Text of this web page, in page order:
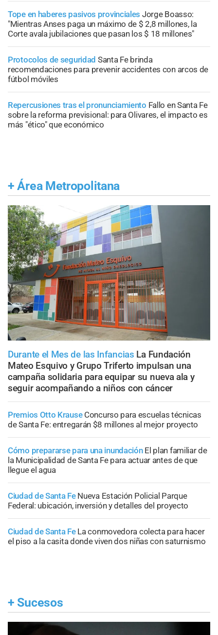
Tope en haberes pasivos provinciales Jorge Boasso:
"Mientras Anses paga un máximo de $ 2,8 millones, la
Corte avala jubilaciones que pasan los $ 18 millones"
Protocolos de seguridad Santa Fe brinda
recomendaciones para prevenir accidentes con arcos de
fútbol móviles
Repercusiones tras el pronunciamiento Fallo en Santa Fe
sobre la reforma previsional: para Olivares, el impacto es
más "ético" que económico
+ Área Metropolitana
Durante el Mes de las Infancias La Fundación
Mateo Esquivo y Grupo Triferto impulsan una
campaña solidaria para equipar su nueva ala y
seguir acompañando a niños con cáncer
Premios Otto Krause Concurso para escuelas técnicas
de Santa Fe: entregarán $8 millones al mejor proyecto
Cómo prepararse para una inundación El plan familiar de
la Municipalidad de Santa Fe para actuar antes de que
llegue el agua
Ciudad de Santa Fe Nueva Estación Policial Parque
Federal: ubicación, inversión y detalles del proyecto
Ciudad de Santa Fe La conmovedora colecta para hacer
el piso a la casita donde viven dos niñas con saturnismo
+ Sucesos